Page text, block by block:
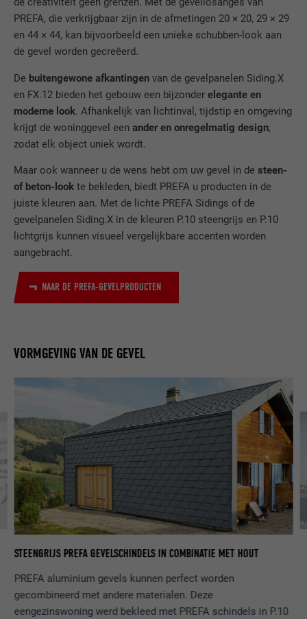
PREFA, die verkrijgbaar zijn in de afmetingen 20 × 20, 29 × 29
en 44 × 44, kan bijvoorbeeld een unieke schubben-look aan
de gevel worden gecreëerd.
De buitengewone afkantingen van de gevelpanelen Siding.X
en FX.12 bieden het gebouw een bijzonderelegante en
moderne look. Afhankelijk van lichtinval, tijdstip en omgeving
krijgt de woninggevel eenander en onregelmatig design,
zodat elk object uniek wordt.
Maar ook wanneer u de wens hebt om uw gevel in desteen-
of beton-look te bekleden, biedt PREFA u producten in de
juiste kleuren aan. Met de lichte PREFA Sidings of de
gevelpanelen Siding.X in de kleuren P.10 steengrijs en P.10
lichtgrijs kunnen visueel vergelijkbare accenten worden
aangebracht.
NAAR DE PREFA-GEVELPRODUCTEN
VORMGEVING VAN DE GEVEL
STEENGRIJS PREFA GEVELSCHINDELS IN COMBINATIE MET HOUT
PREFA aluminium gevels kunnen perfect worden
gecombineerd met andere materialen. Deze
eengezinswoning werd bekleed met PREFA schindels in P.10